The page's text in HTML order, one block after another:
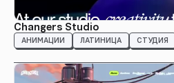
Changers Studio
АНИМАЦИИ ЛАТИНИЦА СТУДИЯ